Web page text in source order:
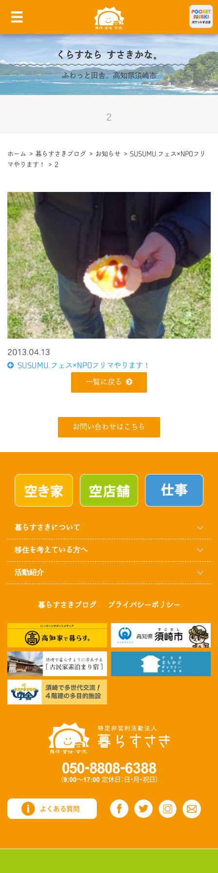
くらすなら すさきかな。
ふわっと田舎。高知県須崎市
2
ホーム > 暮らすさきブログ > お知らせ > SUSUMU.フェス×NPOフリ
マやります！
> 2
2013.04.13
SUSUMU.フェス×NPOフリマやります！
一覧に戻る
お問い合わせはこちら
暮らすさきについて
移住を考えている方へ
活動紹介
暮らすさきブログ プライバシーポリシー